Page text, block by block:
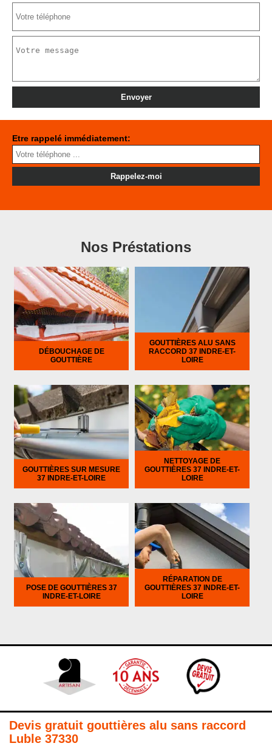
Etre rappelé immédiatement:
Nos Préstations
DÉBOUCHAGE DE
GOUTTIÈRE
GOUTTIÈRES ALU SANS
RACCORD 37 INDRE-ET-
LOIRE
GOUTTIÈRES SUR MESURE
37 INDRE-ET-LOIRE
NETTOYAGE DE
GOUTTIÈRES 37 INDRE-ET-
LOIRE
POSE DE GOUTTIÈRES 37
INDRE-ET-LOIRE
RÉPARATION DE
GOUTTIÈRES 37 INDRE-ET-
LOIRE
Devis gratuit gouttières alu sans raccord
Luble 37330